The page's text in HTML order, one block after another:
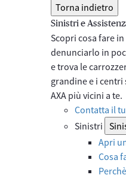
Torna indietro
Sinistri e
Scopri cosa fare
denunciarlo in
e trova le
grandine e i
AXA più vicini a te.
Contatta il
Sinistri
Apri
Cosa